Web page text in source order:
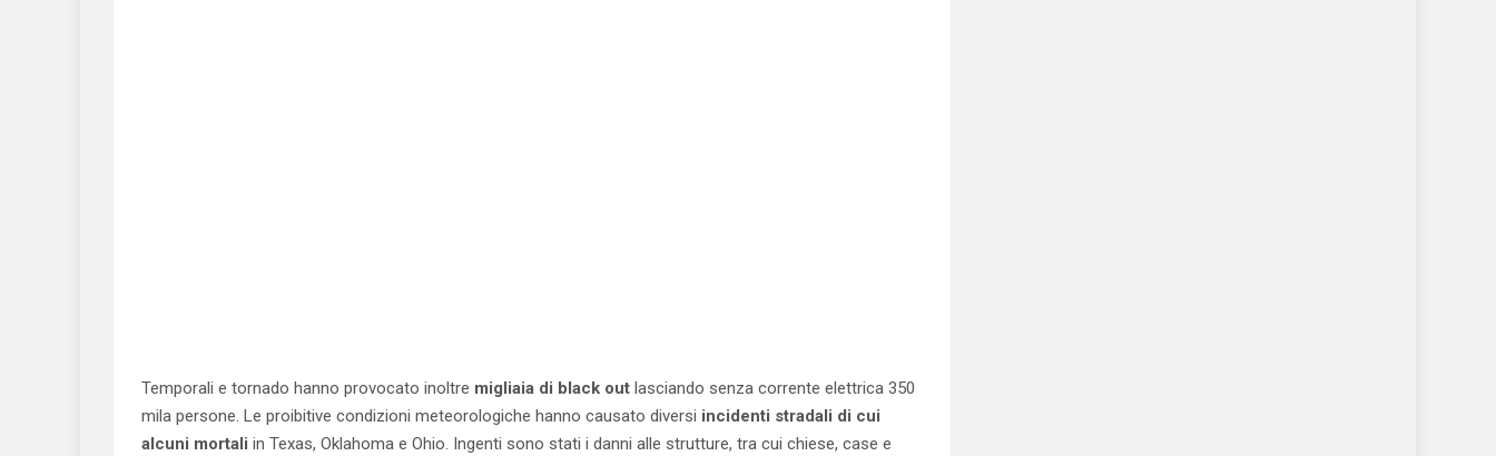
Temporali e tornado hanno provocato inoltre migliaia di black out lasciando senza corrente elettrica 350
mila persone. Le proibitive condizioni meteorologiche hanno causato diversi incidenti stradali di cui
alcuni mortali in Texas, Oklahoma e Ohio. Ingenti sono stati i danni alle strutture, tra cui chiese, case e